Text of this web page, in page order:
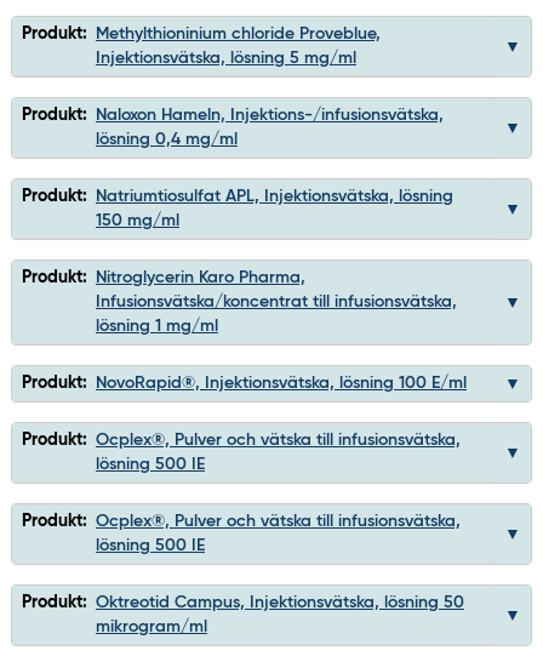
Produkt:
Methylthioninium chloride Proveblue,
Injektionsvätska, lösning 5 mg/ml
Produkt:
Naloxon Hameln, Injektions-/infusionsvätska,
lösning 0,4 mg/ml
Produkt:
Natriumtiosulfat APL, Injektionsvätska, lösning
150 mg/ml
Produkt:
Nitroglycerin Karo Pharma,
Infusionsvätska/koncentrat till infusionsvätska,
lösning 1 mg/ml
Produkt: NovoRapid®, Injektionsvätska, lösning 100 E/ml
Produkt: Ocplex®, Pulver och vätska till infusionsvätska,
lösning 500 IE
Produkt: Ocplex®, Pulver och vätska till infusionsvätska,
lösning 500 IE
Produkt: Oktreotid Campus, Injektionsvätska, lösning 50
mikrogram/ml